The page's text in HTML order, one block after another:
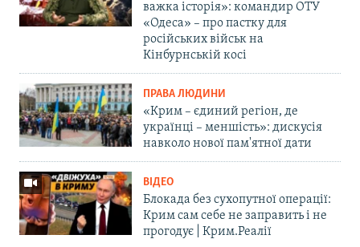
важка історія»: командир ОТУ
«Одеса» – про пастку для
російських військ на
Кінбурнській косі
ПРАВА ЛЮДИНИ
«Крим – єдиний регіон, де
українці – меншість»: дискусія
навколо нової пам'ятної дати
ВІДЕО
Блокада без сухопутної операції:
Крим сам себе не заправить і не
прогодує | Крим.Реалії